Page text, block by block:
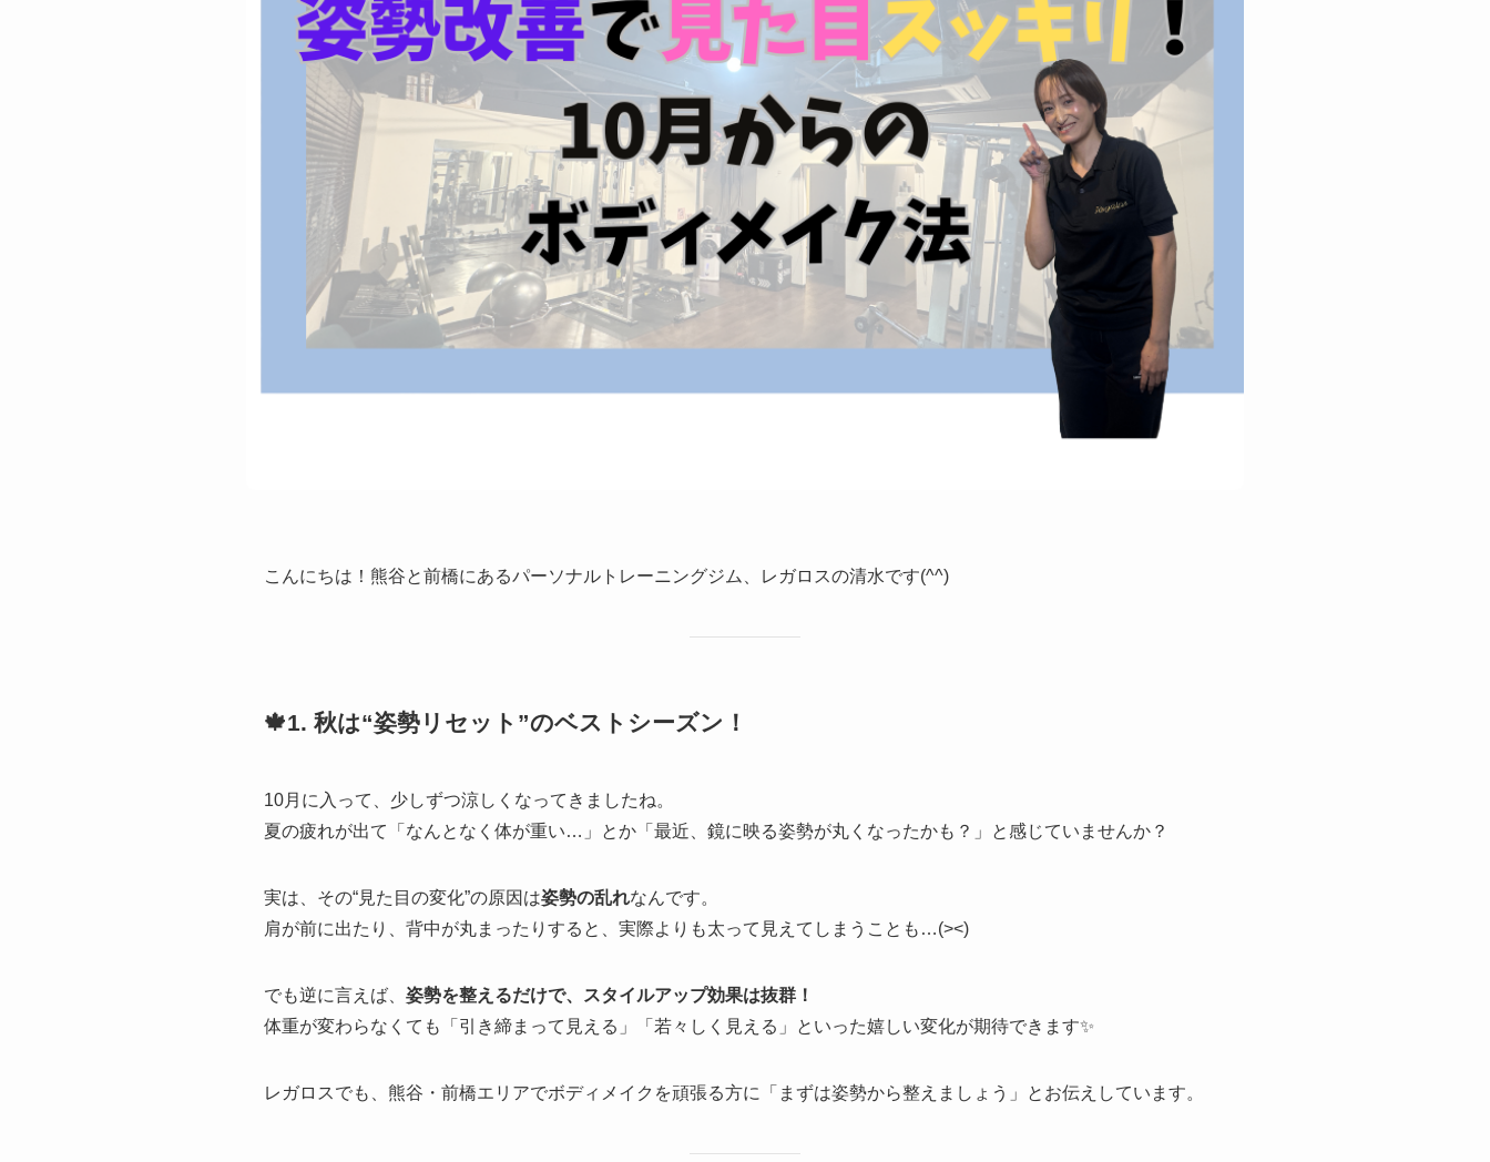
こんにちは！熊谷と前橋にあるパーソナルトレーニングジム、レガロスの清水です(^^)
🍁1. 秋は“姿勢リセット”のベストシーズン！
10月に入って、少しずつ涼しくなってきましたね。
夏の疲れが出て「なんとなく体が重い…」とか「最近、鏡に映る姿勢が丸くなったかも？」と感じていませんか？
実は、その“見た目の変化”の原因は姿勢の乱れなんです。
肩が前に出たり、背中が丸まったりすると、実際よりも太って見えてしまうことも…(><)
でも逆に言えば、 姿勢を整えるだけで、スタイルアップ効果は抜群！
体重が変わらなくても「引き締まって見える」「若々しく見える」といった嬉しい変化が期待できます✨
レガロスでも、熊谷・前橋エリアでボディメイクを頑張る方に「まずは姿勢から整えましょう」とお伝えしています。